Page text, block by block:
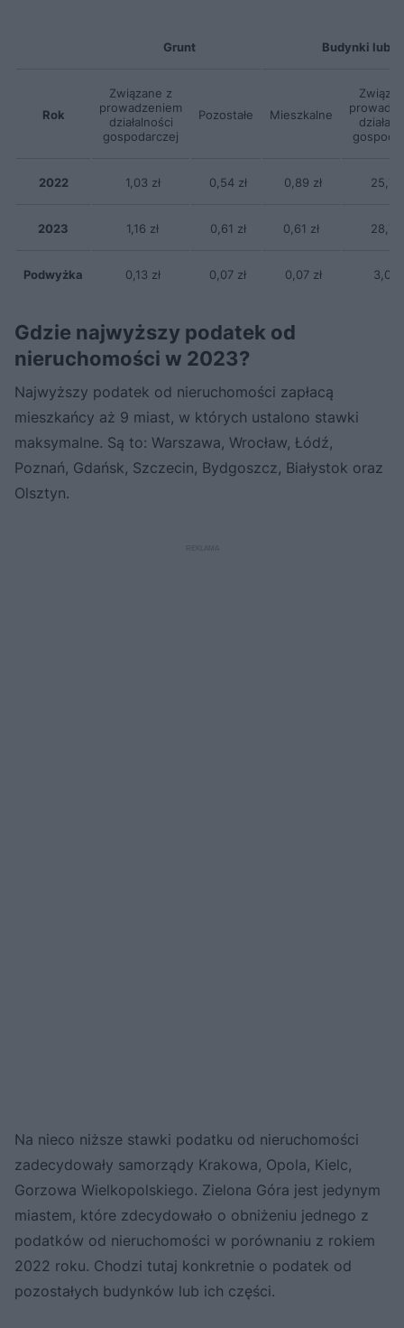
Grunt Budynki lub
Rok
Związane z
prowadzeniem
działalności
gospodarczej
Pozostałe Mieszkalne
2022 1,03 zł 0,54 zł 0,89 zł 25,74
2023 1,16 zł 0,61 zł 0,61 zł 28,78
Podwyżka 0,13 zł 0,07 zł 0,07 zł 3,04
Gdzie najwyższy podatek od
nieruchomości w 2023?
Najwyższy podatek od nieruchomości zapłacą
mieszkańcy aż 9 miast, w których ustalono stawki
maksymalne. Są to: Warszawa, Wrocław, Łódź,
Poznań, Gdańsk, Szczecin, Bydgoszcz, Białystok oraz
Olsztyn.
Na nieco niższe stawki podatku od nieruchomości
zadecydowały samorządy Krakowa, Opola, Kielc,
Gorzowa Wielkopolskiego. Zielona Góra jest jedynym
miastem, które zdecydowało o obniżeniu jednego z
podatków od nieruchomości w porównaniu z rokiem
2022 roku. Chodzi tutaj konkretnie o podatek od
pozostałych budynków lub ich części.